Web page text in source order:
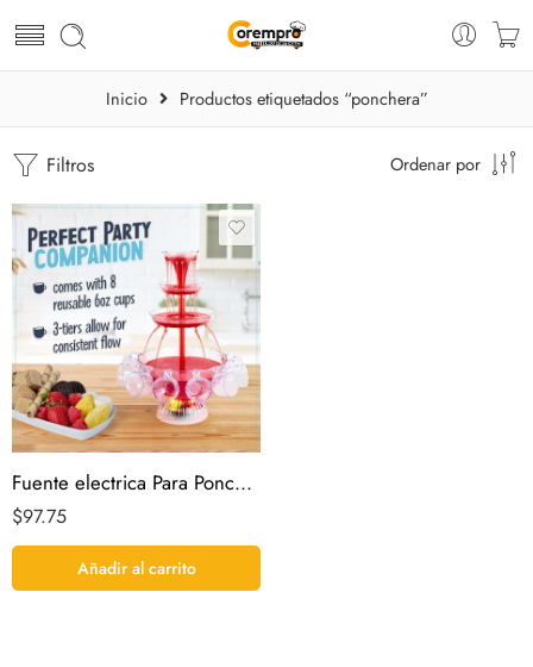
Inicio Productos etiquetados “ponchera”
Filtros Ordenar por
Fuente electrica Para Ponche Nostalgia
$97.75
Añadir al carrito